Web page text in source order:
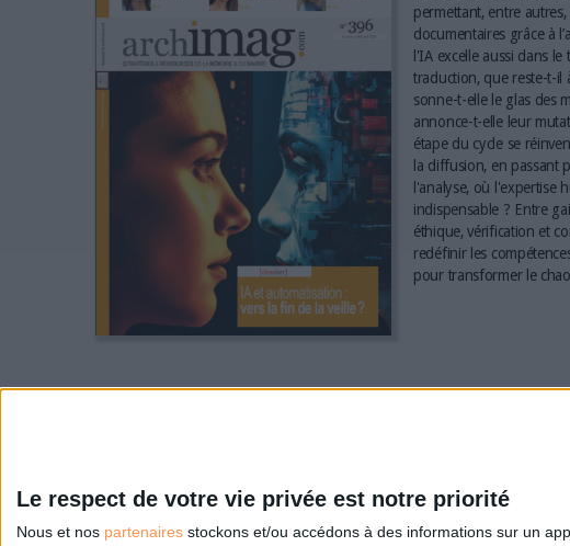
Le respect de votre vie privée est notre priorité
Nous et nos partenaires stockons et/ou accédons à des informations sur un
permettant, entre
documentaires grâce à
l'IA excelle aussi dans
traduction, que reste-t-il
sonne-t-elle le glas des
annonce-t-elle leur
étape du cycle se
la diffusion, en passant
l'analyse, où l'expertise
indispensable ? Entre
éthique, vérification et
redéfinir les
pour transformer le